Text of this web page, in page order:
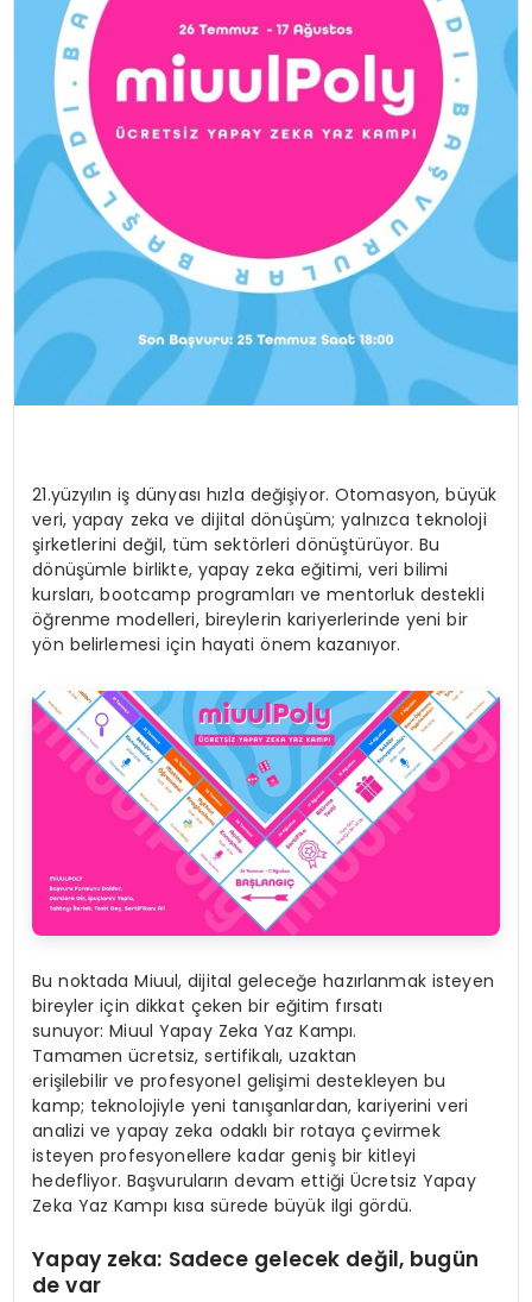
21.yüzyılın iş dünyası hızla değişiyor. Otomasyon, büyük
veri, yapay zeka ve dijital dönüşüm; yalnızca teknoloji
şirketlerini değil, tüm sektörleri dönüştürüyor. Bu
dönüşümle birlikte, yapay zeka eğitimi, veri bilimi
kursları, bootcamp programları ve mentorluk destekli
öğrenme modelleri, bireylerin kariyerlerinde yeni bir
yön belirlemesi için hayati önem kazanıyor.
Bu noktada Miuul, dijital geleceğe hazırlanmak isteyen
bireyler için dikkat çeken bir eğitim fırsatı
sunuyor: Miuul Yapay Zeka Yaz Kampı.
Tamamen ücretsiz, sertifikalı, uzaktan
erişilebilir ve profesyonel gelişimi destekleyen bu
kamp; teknolojiyle yeni tanışanlardan, kariyerini veri
analizi ve yapay zeka odaklı bir rotaya çevirmek
isteyen profesyonellere kadar geniş bir kitleyi
hedefliyor. Başvuruların devam ettiği Ücretsiz Yapay
Zeka Yaz Kampı kısa sürede büyük ilgi gördü.
Yapay zeka: Sadece gelecek değil, bugün
de var